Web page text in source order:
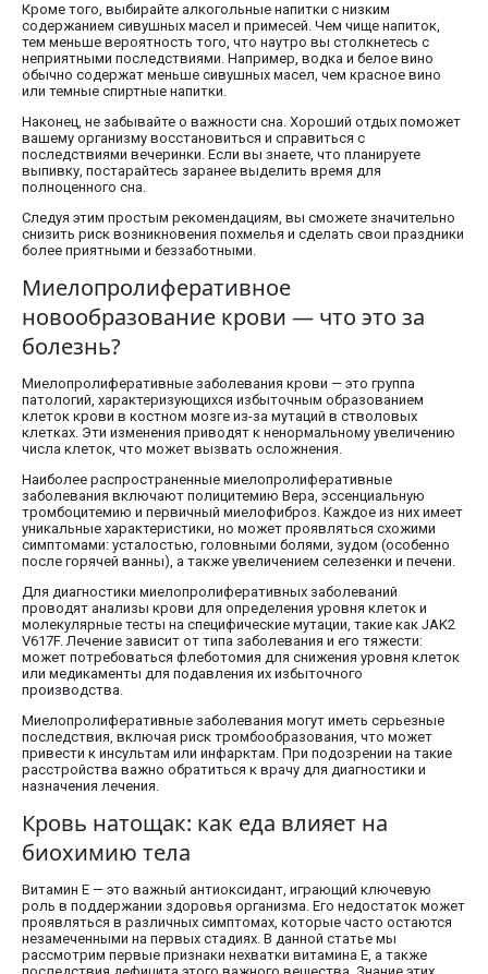
Кроме того, выбирайте алкогольные напитки с низким
содержанием сивушных масел и примесей. Чем чище напиток,
тем меньше вероятность того, что наутро вы столкнетесь с
неприятными последствиями. Например, водка и белое вино
обычно содержат меньше сивушных масел, чем красное вино
или темные спиртные напитки.
Наконец, не забывайте о важности сна. Хороший отдых поможет
вашему организму восстановиться и справиться с
последствиями вечеринки. Если вы знаете, что планируете
выпивку, постарайтесь заранее выделить время для
полноценного сна.
Следуя этим простым рекомендациям, вы сможете значительно
снизить риск возникновения похмелья и сделать свои праздники
более приятными и беззаботными.
Миелопролиферативное
новообразование крови — что это за
болезнь?
Миелопролиферативные заболевания крови — это группа
патологий, характеризующихся избыточным образованием
клеток крови в костном мозге из-за мутаций в стволовых
клетках. Эти изменения приводят к ненормальному увеличению
числа клеток, что может вызвать осложнения.
Наиболее распространенные миелопролиферативные
заболевания включают полицитемию Вера, эссенциальную
тромбоцитемию и первичный миелофиброз. Каждое из них имеет
уникальные характеристики, но может проявляться схожими
симптомами: усталостью, головными болями, зудом (особенно
после горячей ванны), а также увеличением селезенки и печени.
Для диагностики миелопролиферативных заболеваний
проводят анализы крови для определения уровня клеток и
молекулярные тесты на специфические мутации, такие как JAK2
V617F. Лечение зависит от типа заболевания и его тяжести:
может потребоваться флеботомия для снижения уровня клеток
или медикаменты для подавления их избыточного
производства.
Миелопролиферативные заболевания могут иметь серьезные
последствия, включая риск тромбообразования, что может
привести к инсультам или инфарктам. При подозрении на такие
расстройства важно обратиться к врачу для диагностики и
назначения лечения.
Кровь натощак: как еда влияет на
биохимию тела
Витамин E — это важный антиоксидант, играющий ключевую
роль в поддержании здоровья организма. Его недостаток может
проявляться в различных симптомах, которые часто остаются
незамеченными на первых стадиях. В данной статье мы
рассмотрим первые признаки нехватки витамина E, а также